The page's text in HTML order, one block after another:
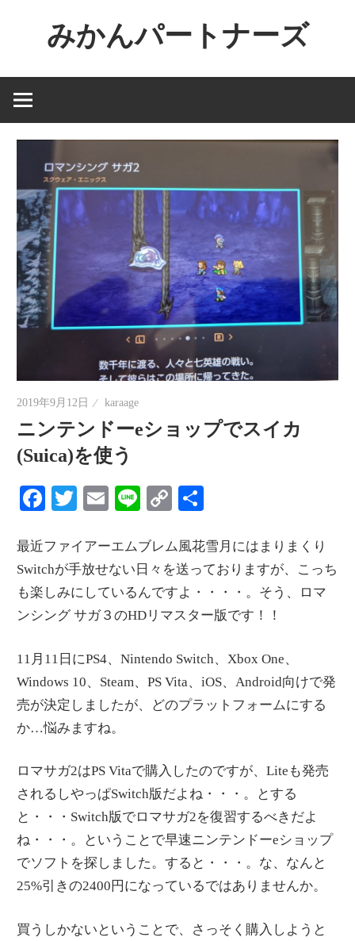
ン
へ
みかんパートナーズ
ー
ジ
ャ
で
役
に
立
た
な
を
世
界
へ
発
2019年9月12日 karaage
ニンテンドーeショップでスイカ
(Suica)を使う
Facebook
Twitter
EmailLineCopy
最近ファイアーエムブレム風花雪月にはまりまくり
Switchが手放せない日々を送っておりますが、こっち
も楽しみにしているんですよ・・・・。そう、ロマ
ンシング サガ３のHDリマスター版です！！
11月11日にPS4、Nintendo Switch、Xbox One、
Windows 10、Steam、PS Vita、iOS、Android向けで発
売が決定しましたが、どのプラットフォームにする
か…悩みますね。
ロマサガ2はPS Vitaで購入したのですが、Liteも発売
されるしやっぱSwitch版だよね・・・。とする
と・・・Switch版でロマサガ2を復習するべきだよ
ね・・・。ということで早速ニンテンドーeショップ
でソフトを探しました。すると・・・。な、なんと
25%引きの2400円になっているではありませんか。
買うしかないということで、さっそく購入しようと